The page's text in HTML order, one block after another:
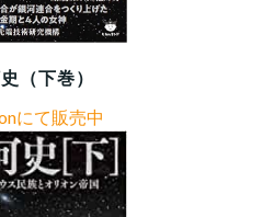
（下巻）
にて販売中